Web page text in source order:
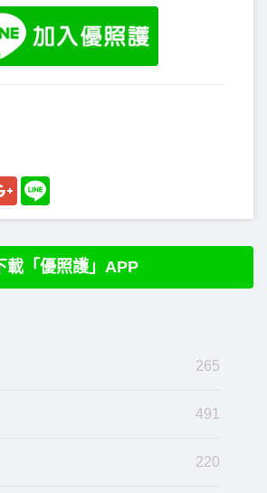
Google+
下載「優照護」APP
265
491
220